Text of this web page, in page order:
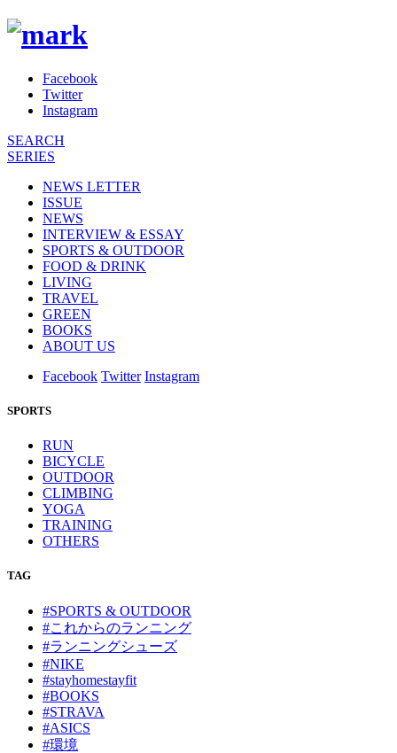
Facebook
Twitter
Instagram
SEARCH
SERIES
NEWS LETTER
ISSUE
NEWS
INTERVIEW & ESSAY
SPORTS & OUTDOOR
FOOD & DRINK
LIVING
TRAVEL
GREEN
BOOKS
ABOUT US
Facebook Twitter Instagram
SPORTS
RUN
BICYCLE
OUTDOOR
CLIMBING
YOGA
TRAINING
OTHERS
TAG
#SPORTS & OUTDOOR
#これからのランニング
#ランニングシューズ
#NIKE
#stayhomestayfit
#BOOKS
#STRAVA
#ASICS
#環境